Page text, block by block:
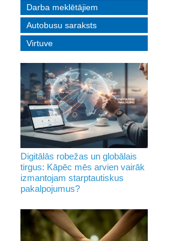
Darba meklētājiem
Autobusu saraksts
Virtuve
Digitālās robežas un globālais
tirgus: Kāpēc mēs arvien vairāk
izmantojam starptautiskus
pakalpojumus?